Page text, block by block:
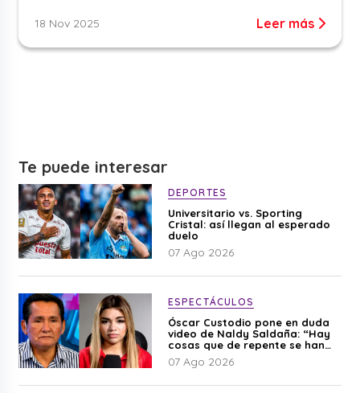
18 Nov 2025 Leer más
Te puede interesar
DEPORTES
Universitario vs. Sporting
Cristal: así llegan al esperado
duelo
07 Ago 2026
ESPECTÁCULOS
Óscar Custodio pone en duda
video de Naldy Saldaña: “Hay
cosas que de repente se han
editado”
07 Ago 2026